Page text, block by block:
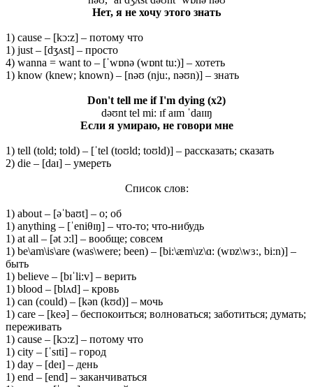
Нет, я не хочу этого знать
1) cause – [kɔ:z] – потому что
1) just – [dʒʌst] – просто
4) wanna = want to – [ˈwɒnə (wɒnt tu:)] – хотеть
1) know (knew; known) – [nəʊ (nju:, nəʊn)] – знать
Don't tell me if I'm dying (x2)
dəʊnt tel mi: ɪf aɪm ˈdaɪɪŋ
Если я умираю, не говори мне
1) tell (told; told) – [ˈtel (toʊld; toʊld)] – рассказать; сказать
2) die – [daɪ] – умереть
Список слов:
1) about – [əˈbaʊt] – о; об
1) anything – [ˈeniθɪŋ] – что-то; что-нибудь
1) at all – [ət ɔ:l] – вообще; совсем
1) be\am\is\are (was\were; been) – [bi:\æm\ɪz\ɑ: (wɒz\wɜ:, bi:n)] –
быть
1) believe – [bɪˈli:v] – верить
1) blood – [blʌd] – кровь
1) can (could) – [kən (kʊd)] – мочь
1) care – [keə] – беспокоиться; волноваться; заботиться; думать;
переживать
1) cause – [kɔ:z] – потому что
1) city – [ˈsɪti] – город
1) day – [deɪ] – день
1) end – [end] – заканчиваться